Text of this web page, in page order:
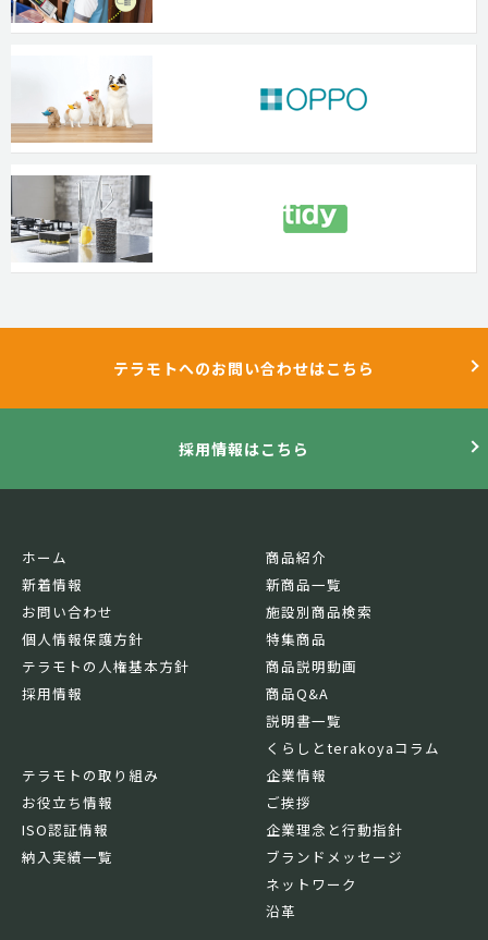
テラモトへのお問い合わせはこちら
採用情報はこちら
ホーム
新着情報
お問い合わせ
個人情報保護方針
テラモトの人権基本方針
採用情報
商品紹介
新商品一覧
施設別商品検索
特集商品
商品説明動画
商品Q&A
説明書一覧
くらしとterakoyaコラム
テラモトの取り組み
お役立ち情報
ISO認証情報
納入実績一覧
企業情報
ご挨拶
企業理念と行動指針
ブランドメッセージ
ネットワーク
沿革